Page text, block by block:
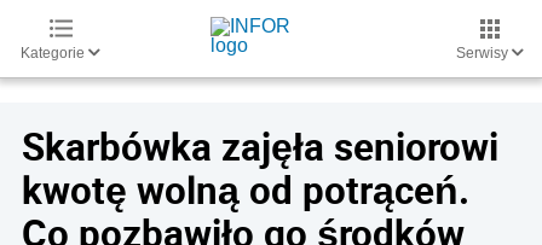
Kategorie Serwisy
Skarbówka zajęła seniorowi
kwotę wolną od potrąceń.
Co pozbawiło go środków